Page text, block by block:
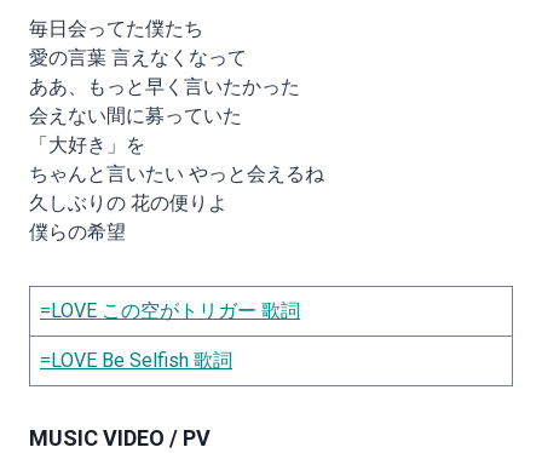
毎日会ってた僕たち
愛の言葉 言えなくなって
ああ、もっと早く言いたかった
会えない間に募っていた
「大好き」を
ちゃんと言いたい やっと会えるね
久しぶりの 花の便りよ
僕らの希望
=LOVE この空がトリガー 歌詞
=LOVE Be Selfish 歌詞
MUSIC VIDEO / PV